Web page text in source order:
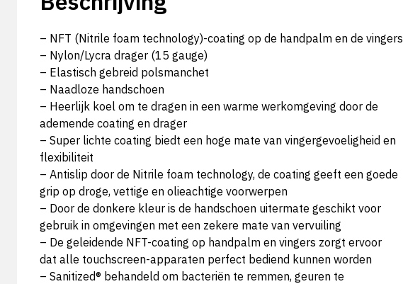
– NFT (Nitrile foam technology)-coating op de handpalm en de vingers
– Nylon/Lycra drager (15 gauge)
– Elastisch gebreid polsmanchet
– Naadloze handschoen
– Heerlijk koel om te dragen in een warme werkomgeving door de
ademende coating en drager
– Super lichte coating biedt een hoge mate van vingergevoeligheid en
flexibiliteit
– Antislip door de Nitrile foam technology, de coating geeft een goede
grip op droge, vettige en olieachtige voorwerpen
– Door de donkere kleur is de handschoen uitermate geschikt voor
gebruik in omgevingen met een zekere mate van vervuiling
– De geleidende NFT-coating op handpalm en vingers zorgt ervoor
dat alle touchscreen-apparaten perfect bediend kunnen worden
– Sanitized® behandeld om bacteriën te remmen, geuren te